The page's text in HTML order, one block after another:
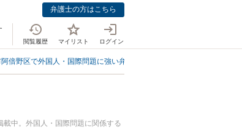
弁護士の方はこちら
閲覧履歴 マイリスト ログイン
倍野区で外国人・国際問題に強い弁護士
中。外国人・国際問題に関係する